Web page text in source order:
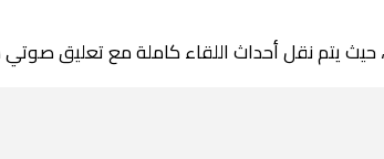
حيث يتم نقل أحداث اللقاء كاملة مع تعليق صوتي